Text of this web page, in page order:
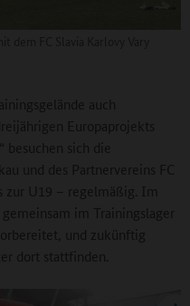
auch
Europaprojekts
besuchen sich die
und des Partnervereins FC
zur U19 – regelmäßig. Im
im Trainingslager
und zukünftig
dort stattfinden.